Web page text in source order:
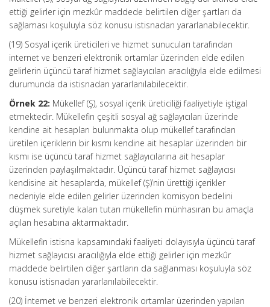
ettiği gelirler için mezkûr maddede belirtilen diğer şartları da
sağlaması koşuluyla söz konusu istisnadan yararlanabilecektir.
(19) Sosyal içerik üreticileri ve hizmet sunucuları tarafından
internet ve benzeri elektronik ortamlar üzerinden elde edilen
gelirlerin üçüncü taraf hizmet sağlayıcıları aracılığıyla elde edilmesi
durumunda da istisnadan yararlanılabilecektir.
Örnek 22: Mükellef (Ş), sosyal içerik üreticiliği faaliyetiyle iştigal
etmektedir. Mükellefin çeşitli sosyal ağ sağlayıcıları üzerinde
kendine ait hesapları bulunmakta olup mükellef tarafından
üretilen içeriklerin bir kısmı kendine ait hesaplar üzerinden bir
kısmı ise üçüncü taraf hizmet sağlayıcılarına ait hesaplar
üzerinden paylaşılmaktadır. Üçüncü taraf hizmet sağlayıcısı
kendisine ait hesaplarda, mükellef (Ş)’nin ürettiği içerikler
nedeniyle elde edilen gelirler üzerinden komisyon bedelini
düşmek suretiyle kalan tutarı mükellefin münhasıran bu amaçla
açılan hesabına aktarmaktadır.
Mükellefin istisna kapsamındaki faaliyeti dolayısıyla üçüncü taraf
hizmet sağlayıcısı aracılığıyla elde ettiği gelirler için mezkûr
maddede belirtilen diğer şartların da sağlanması koşuluyla söz
konusu istisnadan yararlanılabilecektir.
(20) İnternet ve benzeri elektronik ortamlar üzerinden yapılan